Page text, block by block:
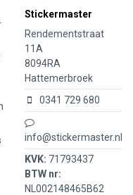
Stickermaster
Rendementstraat
11A
8094RA
Hattemerbroek
0341 729 680
info@stickermaster.nl
KVK: 71793437
BTW nr:
NL002148465B62